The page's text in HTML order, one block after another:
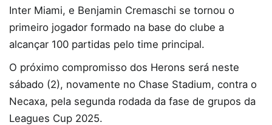
Inter Miami, e Benjamin Cremaschi se tornou o
primeiro jogador formado na base do clube a
alcançar 100 partidas pelo time principal.
O próximo compromisso dos Herons será neste
sábado (2), novamente no Chase Stadium, contra o
Necaxa, pela segunda rodada da fase de grupos da
Leagues Cup 2025.